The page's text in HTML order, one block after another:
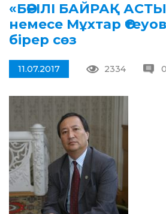
«БӨРІЛІ БАЙРАҚ
немесе Мұхтар
бірер сөз
11.07.2017 2334 0